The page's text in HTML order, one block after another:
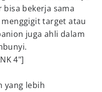
bekerja sama
target atau
juga ahli dalam
4"]
yang lebih